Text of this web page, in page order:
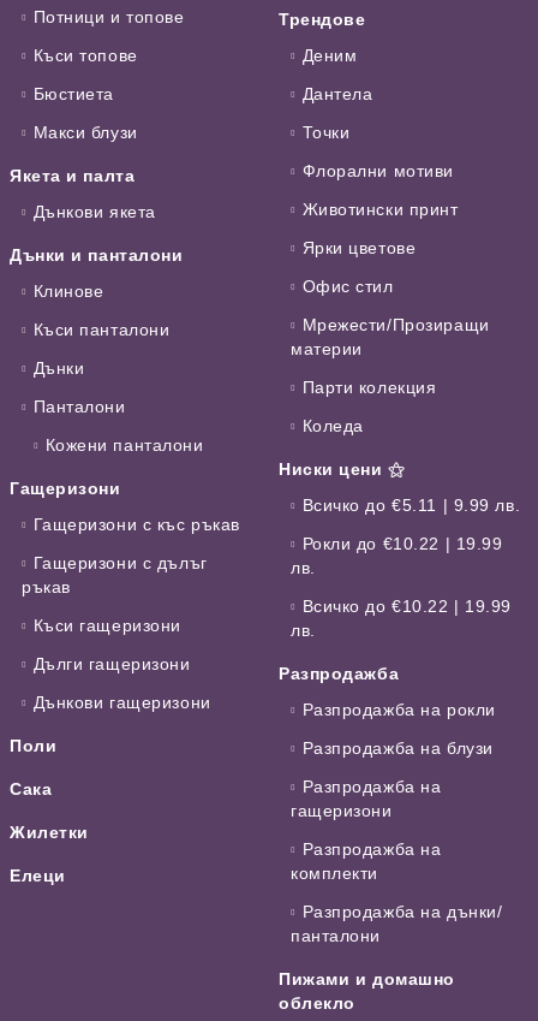
Потници и топове
Къси топове
Бюстиета
Макси блузи
Якета и палта
Дънкови якета
Дънки и панталони
Клинове
Къси панталони
Дънки
Панталони
Кожени панталони
Гащеризони
Гащеризони с къс ръкав
Гащеризони с дълъг
ръкав
Къси гащеризони
Дълги гащеризони
Дънкови гащеризони
Поли
Сака
Жилетки
Елеци
Трендове
Деним
Дантела
Точки
Флорални мотиви
Животински принт
Ярки цветове
Офис стил
Мрежести/Прозиращи
материи
Парти колекция
Коледа
Ниски цени ⚝
Всичко до €5.11 | 9.99 лв.
Рокли до €10.22 | 19.99
лв.
Всичко до €10.22 | 19.99
лв.
Разпродажба
Разпродажба на рокли
Разпродажба на блузи
Разпродажба на
гащеризони
Разпродажба на
комплекти
Разпродажба на дънки/
панталони
Пижами и домашно
облекло